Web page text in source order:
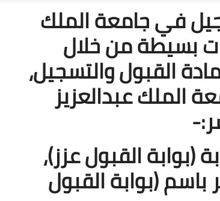
في جامعة الملك
بسيطة من خلال
القبول والتسجيل،
الملك عبدالعزيز
القبول عزز)،
(بوابة القبول
19 نوفمبر 2025
19 نوفمبر 2025